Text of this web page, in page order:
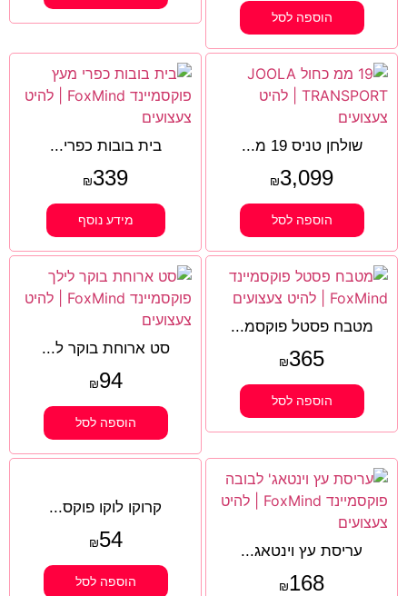
הוספה לסל
שולחן טניס 19 מ...
₪3,099
הוספה לסל
בית בובות כפרי...
₪339
מידע נוסף
מטבח פסטל פוקסמ...
₪365
הוספה לסל
סט ארוחת בוקר ל...
₪94
הוספה לסל
עריסת עץ וינטאג...
₪168
קרוקו לוקו פוקס...
₪54
הוספה לסל